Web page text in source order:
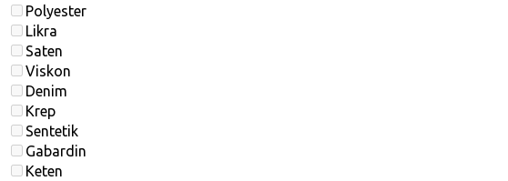
Polyester
Likra
Saten
Viskon
Denim
Krep
Sentetik
Gabardin
Keten